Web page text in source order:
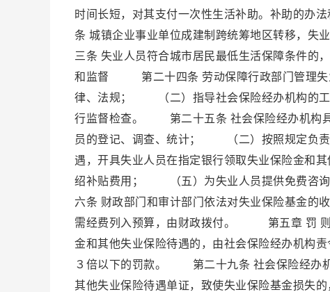
时间长短，对其支付一次性生活补助。补助的
条 城镇企业事业单位成建制跨统筹地区转移，
三条 失业人员符合城市居民最低生活保障条件
和监督 第二十四条 劳动保障行政部门管理失
律、法规； （二）指导社会保险经办机构的
行监督检查。 第二十五条 社会保险经办机构
员的登记、调查、统计； （二）按照规定负
遇，开具失业人员在指定银行领取失业保险金
绍补贴费用； （五）为失业人员提供免费
六条 财政部门和审计部门依法对失业保险基金
需经费列入预算，由财政拨付。 第五章 罚
金和其他失业保险待遇的，由社会保险经办机构
３倍以下的罚款。 第二十九条 社会保险经办机
其他失业保险待遇单证，致使失业保险基金损失